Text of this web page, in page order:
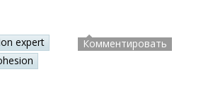
expert
Комментировать